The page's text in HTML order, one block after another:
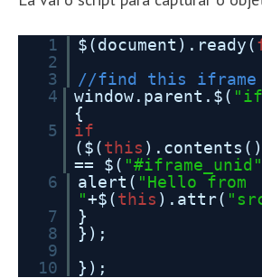
1 $(document).ready(
2
3
//find this iframe
4
window.parent.$(
{
5
if
($(this
== $( "#iframe_unid"
6
alert( "Hello from
"+$(this ).attr(
7
}
8
});
9
10
});